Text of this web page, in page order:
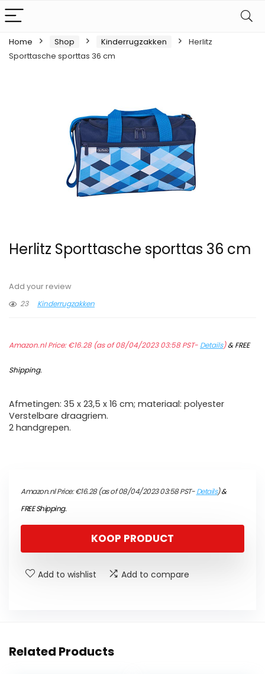
Home Shop Kinderrugzakken
Herlitz
Sporttasche sporttas 36 cm
Herlitz Sporttasche sporttas 36 cm
Add your review
23
Kinderrugzakken
Amazon.nl Price:€16.28(as of 08/04/2023 03:58 PST- Details)&FREE
Shipping.
Afmetingen: 35 x 23,5 x 16 cm; materiaal: polyester
Verstelbare draagriem.
2 handgrepen.
Amazon.nl Price:€16.28(as of 08/04/2023 03:58 PST-Details)&
FREE Shipping.
KOOP PRODUCT
Add to wishlist Add to compare
Related Products